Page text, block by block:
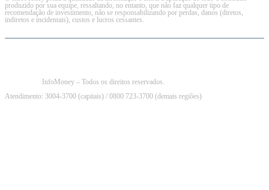
produzido por sua equipe, ressaltando, no entanto, que não faz qualquer tipo de
recomendação de investimento, não se responsabilizando por perdas, danos (diretos,
indiretos e incidentais), custos e lucros cessantes.
InfoMoney – Todos os direitos reservados.
Atendimento: 3004-3700 (capitais) / 0800 723-3700 (demais regiões)